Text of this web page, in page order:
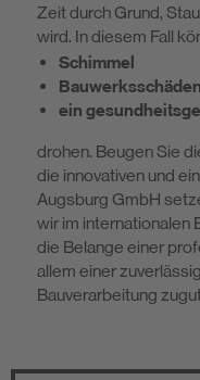
DIY
Zeit durch Grund,
wird. In diesem Fall
Schimmel
ein
drohen. Beugen Sie
die innovativen und
Augsburg GmbH
wir im internationalen
die Belange einer
allem einer
Bauverarbeitung